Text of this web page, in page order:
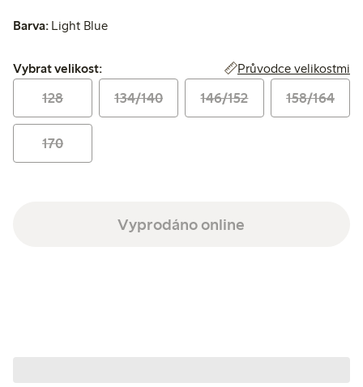
Barva: Light Blue
Vybrat velikost:
Vybrat velikost: Průvodce velikostmi
128 134/140 146/152 158/164
170
Vyprodáno online